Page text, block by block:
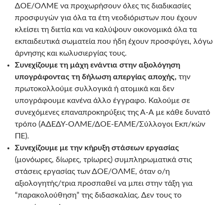
ΔΟΕ/ΟΛΜΕ να προχωρήσουν όλες τις διαδικασίες
προσφυγών για όλα τα έτη νεοδιόριστων που έχουν
κλείσει τη διετία και να καλύψουν οικονομικά όλα τα
εκπαιδευτικά σωματεία που ήδη έχουν προσφύγει, λόγω
άρνησης και κωλυσιεργίας τους.
Συνεχίζουμε τη μάχη ενάντια στην αξιολόγηση
υπογράφοντας τη δήλωση απεργίας αποχής, την
πρωτοκολλούμε συλλογικά ή ατομικά και δεν
υπογράφουμε κανένα άλλο έγγραφο. Καλούμε σε
συνεχόμενες επαναπροκηρύξεις της Α-Α με κάθε δυνατό
τρόπο (ΑΔΕΔΥ-ΟΛΜΕ/ΔΟΕ-ΕΛΜΕ/Σύλλογοι Εκπ/κών
ΠΕ).
Συνεχίζουμε με την κήρυξη στάσεων εργασίας
(μονόωρες, δίωρες, τρίωρες) συμπληρωματικά στις
στάσεις εργασίας των ΔΟΕ/ΟΛΜΕ, όταν ο/η
αξιολογητής/τρια προσπαθεί να μπει στην τάξη για
“παρακολούθηση” της διδασκαλίας. Δεν τους το